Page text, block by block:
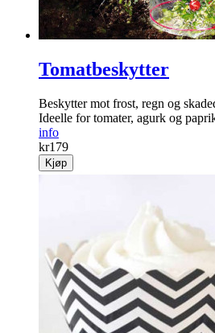
Tomatbeskytter
Beskytter mot frost, regn og
Ideelle for tomater, agurk og
info
kr179
Kjøp